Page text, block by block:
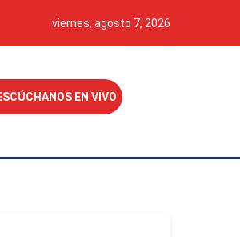
viernes, agosto 7, 2026
EN VIVO